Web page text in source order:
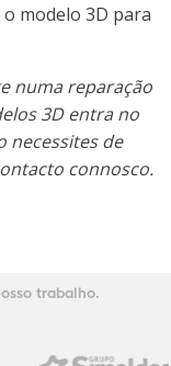
modelo 3D para
numa reparação
3D entra no
necessites de
connosco.
trabalho.